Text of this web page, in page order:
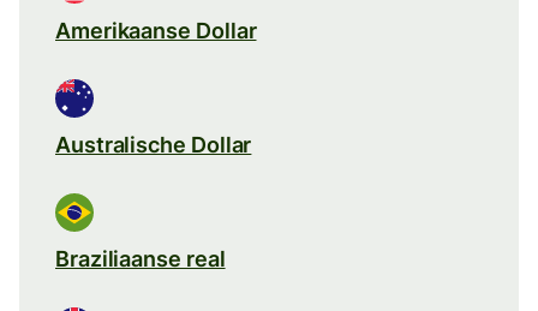
Amerikaanse Dollar
Australische Dollar
Braziliaanse real